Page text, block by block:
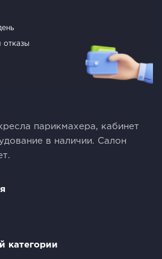
отказы
парикмахера, кабинет
в наличии. Салон
категории